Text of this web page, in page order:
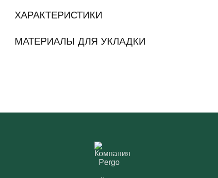
ХАРАКТЕРИСТИКИ
МАТЕРИАЛЫ ДЛЯ УКЛАДКИ